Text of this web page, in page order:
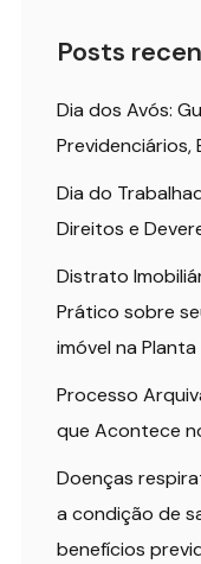
Posts
Dia dos Avós:
Previdenciários,
Dia do
Direitos e
Distrato
Prático sobre
imóvel na Planta
Processo
que Acontece
Doenças
a condição de
benefícios